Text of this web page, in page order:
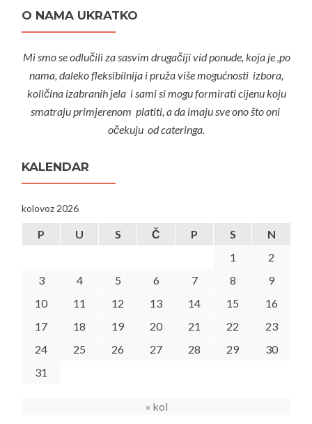
O NAMA UKRATKO
Mi smo se odlučili za sasvim drugačiji vid ponude, koja je ,po
nama, daleko fleksibilnija i pruža više mogućnosti izbora,
količina izabranih jela i sami si mogu formirati cijenu koju
smatraju primjerenom platiti, a da imaju sve ono što oni
očekuju od cateringa.
KALENDAR
kolovoz 2026
P U S Č P S
N
1
2
3
4 5 6 7 8
9
10
11 12 13 14 15
16
17
18 19 20 21 22
23
24
25 26 27 28 29
30
31
« kol